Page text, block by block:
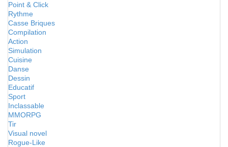
Point & Click
Rythme
Casse Briques
Compilation
Action
Simulation
Cuisine
Danse
Dessin
Educatif
Sport
Inclassable
MMORPG
Tir
Visual novel
Rogue-Like